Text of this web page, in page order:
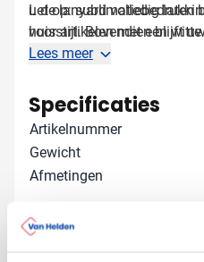
u de lanyard volledig laten
huisstijl. Bovendien blijft
zichtbaar, omdat wij de
voorzien van een metalen
telefoontouwtje. De
lanyard gehaald worden
leverbaar in een variant
18270)en een variant
Let op:
voor artikelen met een
Lees meer
Specificaties
Artikelnummer
Gewicht
Afmetingen